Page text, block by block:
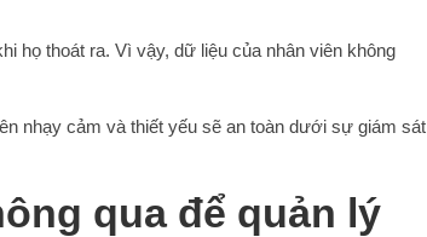
họ thoát ra. Vì vậy, dữ liệu của nhân viên không
nhạy cảm và thiết yếu sẽ an toàn dưới sự giám sát
qua để quản lý